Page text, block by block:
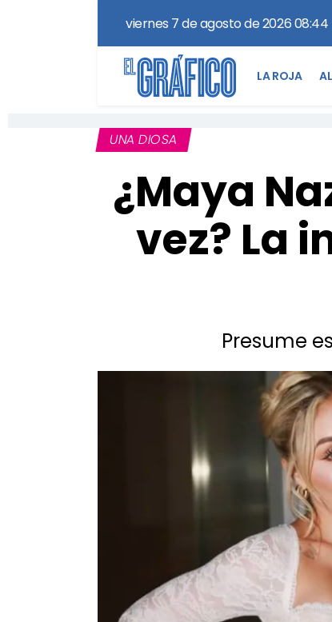
viernes 7 de agosto de 2026 08:44
LA ROJA
UNA DIOSA
¿Maya
vez? La
Presume